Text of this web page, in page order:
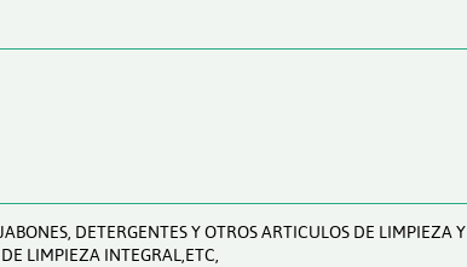
DETERGENTES Y OTROS ARTICULOS DE LIMPIEZA Y
LIMPIEZA INTEGRAL,ETC,